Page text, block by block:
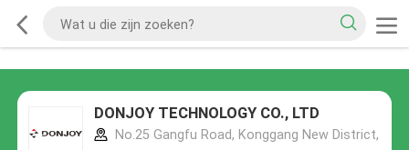
DONJOY TECHNOLOGY CO., LTD
No.25 Gangfu Road, Konggang New District,